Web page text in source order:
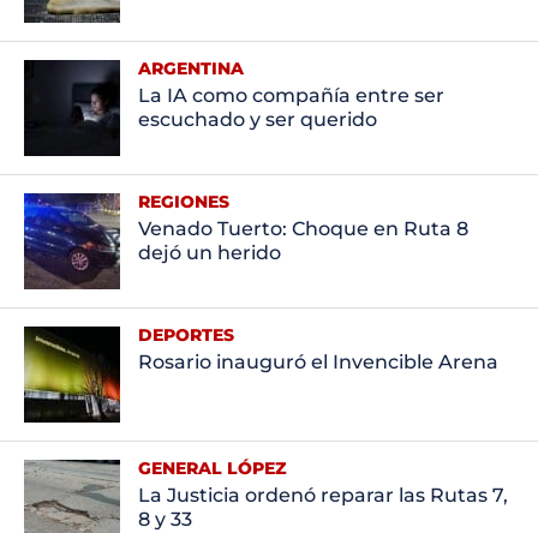
ARGENTINA
La IA como compañía entre ser
escuchado y ser querido
REGIONES
Venado Tuerto: Choque en Ruta 8
dejó un herido
DEPORTES
Rosario inauguró el Invencible Arena
GENERAL LÓPEZ
La Justicia ordenó reparar las Rutas 7,
8 y 33